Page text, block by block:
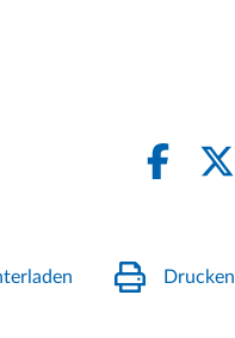
Drucken